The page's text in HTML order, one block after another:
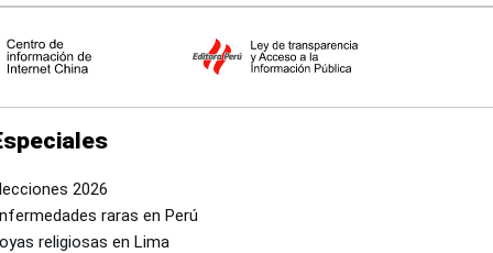
2026
raras en Perú
religiosas en Lima